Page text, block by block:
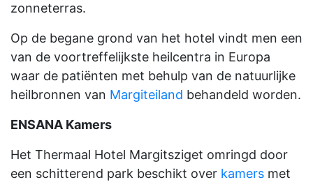
zonneterras.
Op de begane grond van het hotel vindt men een
van de voortreffelijkste heilcentra in Europa
waar de patiënten met behulp van de natuurlijke
heilbronnen van Margiteiland behandeld worden.
ENSANA Kamers
Het Thermaal Hotel Margitsziget omringd door
een schitterend park beschikt over kamers met